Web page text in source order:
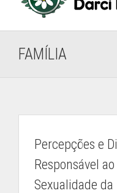
FAMÍLIA
Percepções e
Responsável
Sexualidade